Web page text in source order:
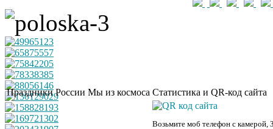
Праздники России Мы из космоса Статистика и QR-код сайта
Возьмите моб телефон с камерой,